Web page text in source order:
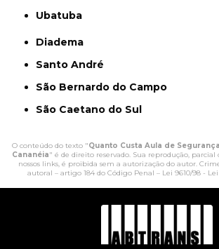
Ubatuba
Diadema
Santo André
São Bernardo do Campo
São Caetano do Sul
O conteúdo do texto "Quanto Custa Aula de
Cananéia" é de direito reservado. Sua reprodução,
nossos links, é proibida sem a autorização do autor.
autoral – artigo 184 do Código Penal – Lei 9610/98 -